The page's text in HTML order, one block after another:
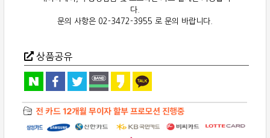
다.
문의 사항은 02-3472-3955 로 문의 바랍니다.
상품공유